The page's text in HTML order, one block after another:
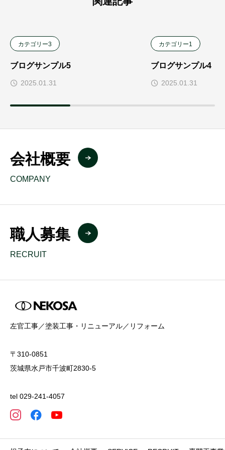
カテゴリー3
ブログサンプル5
2025.01.31
カテゴリー1
ブログサンプル4
2025.01.31
会社概要
COMPANY
職人募集
RECRUIT
左官工事／塗装工事・リニューアル／リフォーム
〒310-0851
茨城県水戸市千波町2830-5
tel 029-241-4057